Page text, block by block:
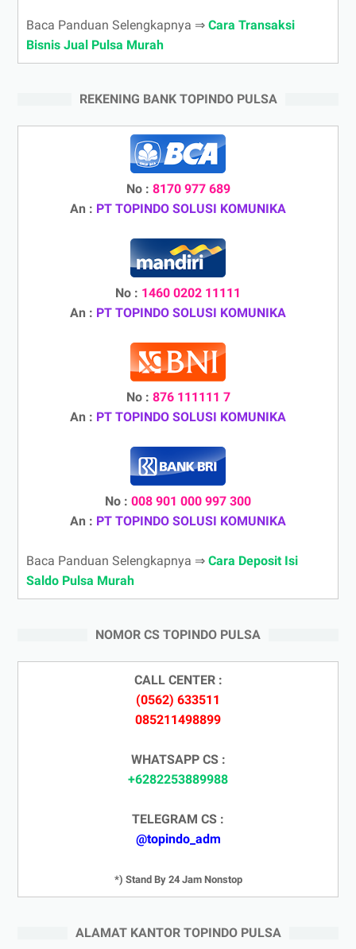
Baca Panduan Selengkapnya ⇒ Cara Transaksi
Bisnis Jual Pulsa Murah
REKENING BANK TOPINDO PULSA
No : 8170 977 689
An : PT TOPINDO SOLUSI KOMUNIKA
No : 1460 0202 11111
An : PT TOPINDO SOLUSI KOMUNIKA
No : 876 111111 7
An : PT TOPINDO SOLUSI KOMUNIKA
No : 008 901 000 997 300
An : PT TOPINDO SOLUSI KOMUNIKA
Baca Panduan Selengkapnya ⇒ Cara Deposit Isi
Saldo Pulsa Murah
NOMOR CS TOPINDO PULSA
CALL CENTER :
(0562) 633511
085211498899
WHATSAPP CS :
+6282253889988
TELEGRAM CS :
@topindo_adm
*) Stand By 24 Jam Nonstop
ALAMAT KANTOR TOPINDO PULSA